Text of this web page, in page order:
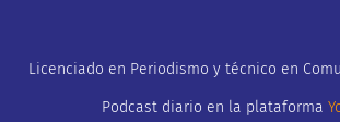
Licenciado en Periodismo y técnico en
Podcast diario en la plataforma